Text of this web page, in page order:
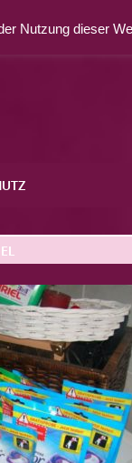
Nutzung dieser